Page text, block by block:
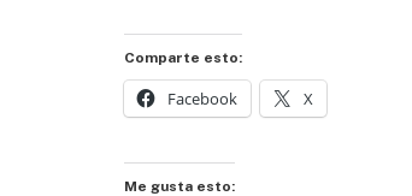
Comparte esto:
Facebook X
Me gusta esto: